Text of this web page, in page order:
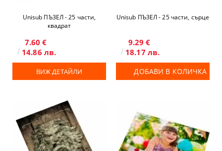
Unisub ПЪЗЕЛ - 25 части,
квадрат
7.60 €
14.86 лв.
ВИЖ ДЕТАЙЛИ
Unisub ПЪЗЕЛ - 25 части, сърце
9.29 €
18.17 лв.
ДОБАВИ В КОЛИЧКА